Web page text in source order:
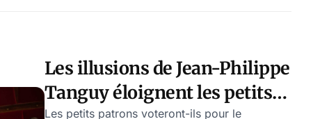
Les illusions de Jean-Philippe
Tanguy éloignent les petits
Les petits patrons voteront-ils pour le